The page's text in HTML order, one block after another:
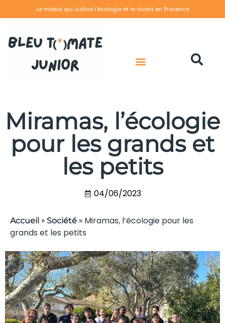
Le média qui cultive l’écologie et le vivant en Provence
Miramas, l’écologie
pour les grands et
les petits
04/06/2023
Accueil » Société » Miramas, l’écologie pour les
grands et les petits